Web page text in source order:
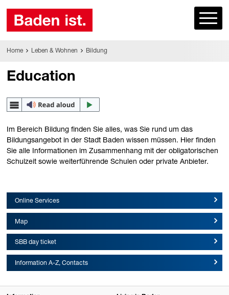
Home Leben & Wohnen Bildung
Education
Im Bereich Bildung finden Sie alles, was Sie rund um das
Bildungsangebot in der Stadt Baden wissen müssen. Hier finden
Sie alle Informationen im Zusammenhang mit der obligatorischen
Schulzeit sowie weiterführende Schulen oder private Anbieter.
Online Services
Map
SBB day ticket
Information A-Z, Contacts